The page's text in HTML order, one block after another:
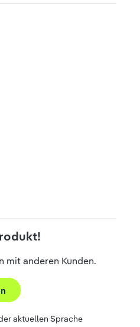
mit anderen Kunden.
aktuellen Sprache